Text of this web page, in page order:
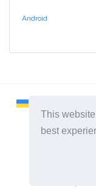
This
best
Android